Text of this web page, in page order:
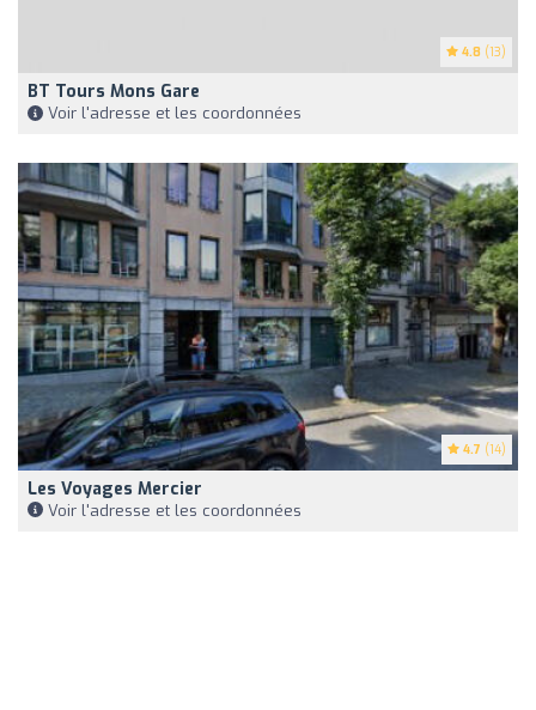
4.8 (13)
BT Tours Mons Gare
Voir l'adresse et les coordonnées
4.7 (14)
Les Voyages Mercier
Voir l'adresse et les coordonnées